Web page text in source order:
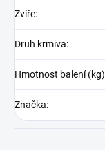
Zvíře:
Druh krmiva:
Hmotnost balení (kg)
Značka: